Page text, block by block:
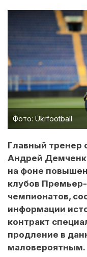
Фото: Ukrfootball
Главный тренер
Андрей
на фоне
клубов
чемпионатов,
информации
контракт
продление в
маловероятным.